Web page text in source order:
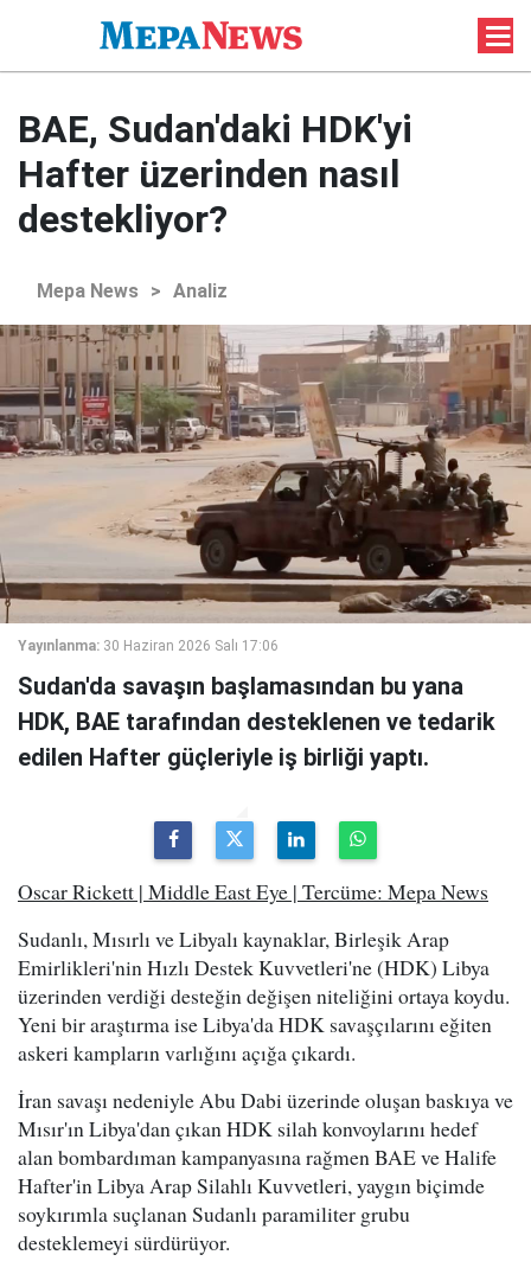
BAE, Sudan'daki HDK'yi
Hafter üzerinden nasıl
destekliyor?
Mepa News > Analiz
Yayınlanma: 30 Haziran 2026 Salı 17:06
Sudan'da savaşın başlamasından bu yana
HDK, BAE tarafından desteklenen ve tedarik
edilen Hafter güçleriyle iş birliği yaptı.
Oscar Rickett | Middle East Eye | Tercüme: Mepa News
Sudanlı, Mısırlı ve Libyalı kaynaklar, Birleşik Arap
Emirlikleri'nin Hızlı Destek Kuvvetleri'ne (HDK) Libya
üzerinden verdiği desteğin değişen niteliğini ortaya koydu.
Yeni bir araştırma ise Libya'da HDK savaşçılarını eğiten
askeri kampların varlığını açığa çıkardı.
İran savaşı nedeniyle Abu Dabi üzerinde oluşan baskıya ve
Mısır'ın Libya'dan çıkan HDK silah konvoylarını hedef
alan bombardıman kampanyasına rağmen BAE ve Halife
Hafter'in Libya Arap Silahlı Kuvvetleri, yaygın biçimde
soykırımla suçlanan Sudanlı paramiliter grubu
desteklemeyi sürdürüyor.